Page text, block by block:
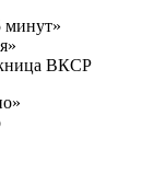
минут»
ВКСР